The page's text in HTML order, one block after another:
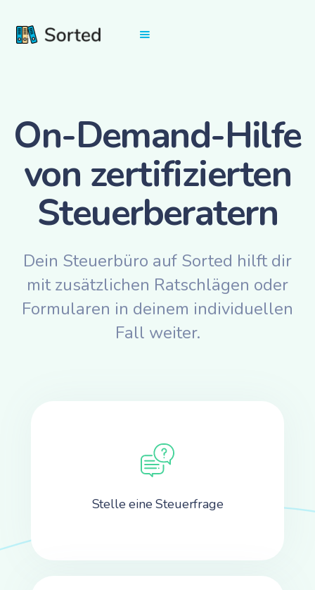
On-Demand-Hilfe
von zertifizierten
Steuerberatern
Dein Steuerbüro auf Sorted hilft dir
mit zusätzlichen Ratschlägen oder
Formularen in deinem individuellen
Fall weiter.
Stelle eine Steuerfrage